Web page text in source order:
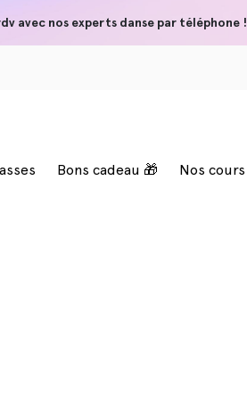
avec nos experts danse par téléphone !
Bons cadeau 🎁 Nos cours